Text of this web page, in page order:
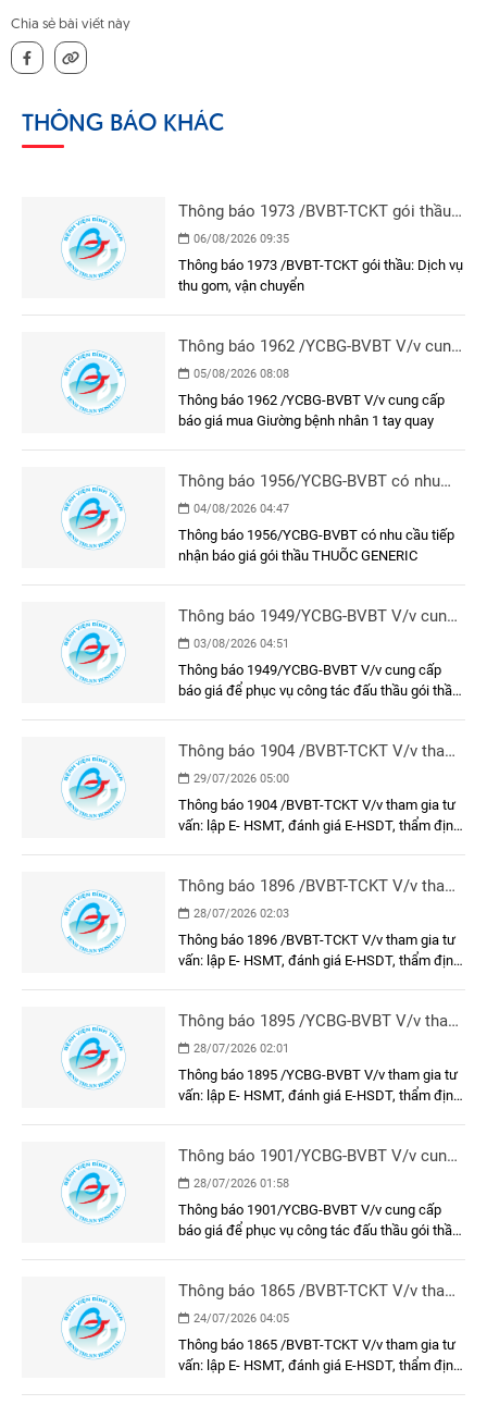
Chia sẻ bài viết này
THÔNG BÁO KHÁC
Thông báo 1973 /BVBT-TCKT gói thầu:
Dịch vụ thu gom, vận chuyển
06/08/2026 09:35
Thông báo 1973 /BVBT-TCKT gói thầu: Dịch vụ
thu gom, vận chuyển
Thông báo 1962 /YCBG-BVBT V/v cung
cấp báo giá mua Giường bệnh nhân 1
tay quay
05/08/2026 08:08
Thông báo 1962 /YCBG-BVBT V/v cung cấp
báo giá mua Giường bệnh nhân 1 tay quay
Thông báo 1956/YCBG-BVBT có nhu
cầu tiếp nhận báo giá gói thầu THUÕC
GENERIC
04/08/2026 04:47
Thông báo 1956/YCBG-BVBT có nhu cầu tiếp
nhận báo giá gói thầu THUÕC GENERIC
Thông báo 1949/YCBG-BVBT V/v cung
cấp báo giá để phục vụ công tác đấu
thầu gói thầu: Làm vách ngăn phòng
tiêm chủng và khung, cửa khu vực tiêm
03/08/2026 04:51
Thông báo 1949/YCBG-BVBT V/v cung cấp
báo giá để phục vụ công tác đấu thầu gói thầu:
Bình Thuận
Thông báo 1904 /BVBT-TCKT V/v tham
gia tư vấn: lập E- HSMT, đánh giá E-
HSDT, thẩm định E-HSMT và kết quả
lựa chọn nhà thầu gói thầu: Trang phục
29/07/2026 05:00
Thông báo 1904 /BVBT-TCKT V/v tham gia tư
vấn: lập E- HSMT, đánh giá E-HSDT, thẩm định
Thông báo 1896 /BVBT-TCKT V/v tham
gia tư vấn: lập E- HSMT, đánh giá E-
HSDT, thẩm định E-HSMT và kết quả
lựa chọn nhà thầu gói thầu: Vận hành
28/07/2026 02:03
Thông báo 1896 /BVBT-TCKT V/v tham gia tư
vấn: lập E- HSMT, đánh giá E-HSDT, thẩm định
môi trường
Thông báo 1895 /YCBG-BVBT V/v tham
gia tư vấn: lập E- HSMT, đánh giá E-
HSDT, thẩm định E-HSMT và kết quả
lựa chọn nhà thầu gói thầu: Dụng cụ, y
28/07/2026 02:01
Thông báo 1895 /YCBG-BVBT V/v tham gia tư
vấn: lập E- HSMT, đánh giá E-HSDT, thẩm định
Thông báo 1901/YCBG-BVBT V/v cung
cấp báo giá để phục vụ công tác đấu
thầu gói thầu: Sơn, sửa mặt trước, hành
lang, cầu nối và phòng chờ bệnh khu xạ
28/07/2026 01:58
Thông báo 1901/YCBG-BVBT V/v cung cấp
báo giá để phục vụ công tác đấu thầu gói thầu:
bướu
Thông báo 1865 /BVBT-TCKT V/v tham
gia tư vấn: lập E- HSMT, đánh giá E-
HSDT, thẩm định E-HSMT và kết quả
lựa chọn nhà thầu
24/07/2026 04:05
Thông báo 1865 /BVBT-TCKT V/v tham gia tư
vấn: lập E- HSMT, đánh giá E-HSDT, thẩm định